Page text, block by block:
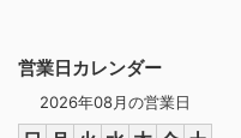
営業日カレンダー
2026年08月の営業日